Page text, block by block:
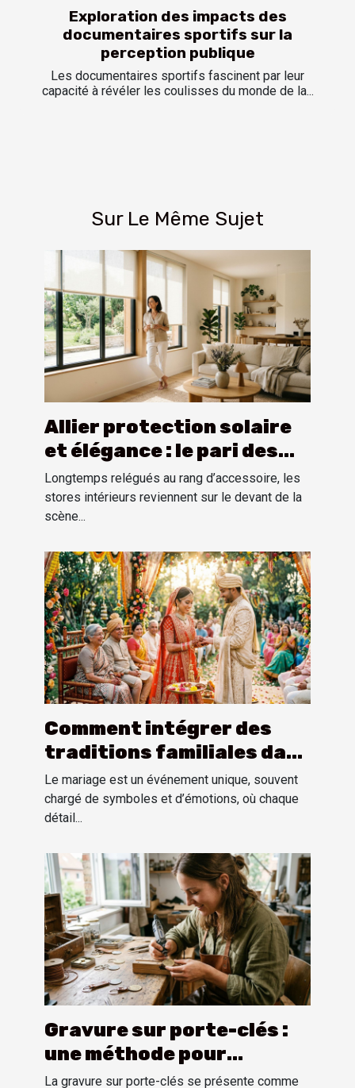
Exploration des impacts des
documentaires sportifs sur la
perception publique
Les documentaires sportifs fascinent par leur
capacité à révéler les coulisses du monde de la...
Sur Le Même Sujet
Allier protection solaire
et élégance : le pari des
stores intérieurs
Longtemps relégués au rang d’accessoire, les
stores intérieurs reviennent sur le devant de la
scène...
Comment intégrer des
traditions familiales dans
une cérémonie de mariage
?
Le mariage est un événement unique, souvent
chargé de symboles et d’émotions, où chaque
détail...
Gravure sur porte-clés :
une méthode pour
personnaliser
La gravure sur porte-clés se présente comme